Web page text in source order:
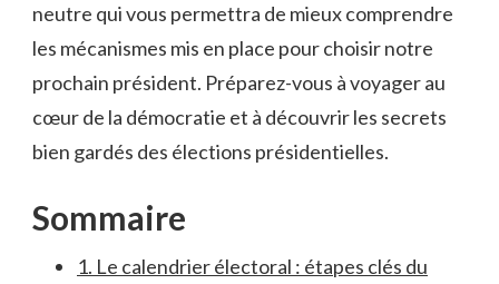
neutre qui vous permettra de mieux comprendre
‍les‍ mécanismes mis en‍ place pour choisir notre
prochain⁣ président. ⁤Préparez-vous à voyager au
cœur⁤ de ‍la ⁣démocratie et à⁤ découvrir les ⁢secrets
‌bien gardés des élections présidentielles.
Sommaire
1. ⁣Le calendrier électoral‌ : étapes clés ⁣du